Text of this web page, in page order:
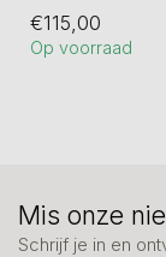
gegoten en hierna
verbronsd.
€115,00
Op voorraad
Mis onze
Schrijf je in en